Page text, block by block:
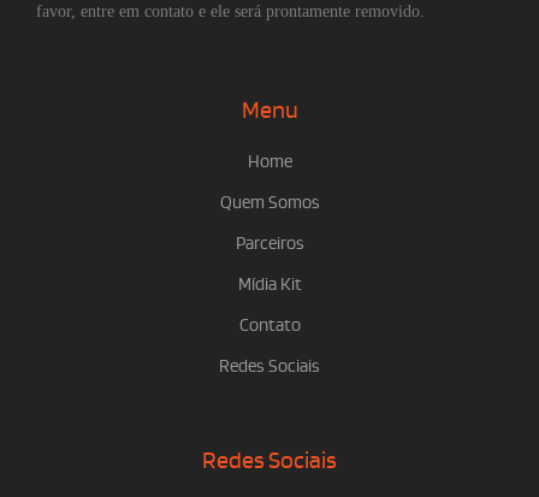
favor, entre em contato e ele será prontamente removido.
Menu
Home
Quem Somos
Parceiros
Mídia Kit
Contato
Redes Sociais
Redes Sociais